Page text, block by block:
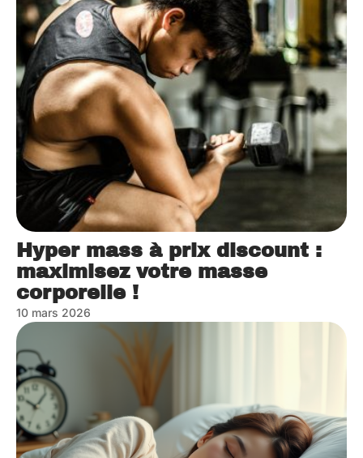
Hyper mass à prix discount :
maximisez votre masse
corporelle !
10 mars 2026